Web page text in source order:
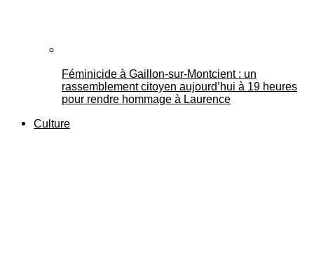
Féminicide à Gaillon‑sur‑Montcient : un
rassemblement citoyen aujourd’hui à 19 heures
pour rendre hommage à Laurence
Culture